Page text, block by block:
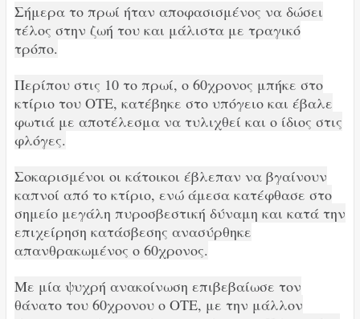
Σήμερα το πρωί ήταν αποφασισμένος να δώσει
τέλος στην ζωή του και μάλιστα με τραγικό
τρόπο.
Περίπου στις 10 το πρωί, ο 60χρονος μπήκε στο
κτίριο του ΟΤΕ, κατέβηκε στο υπόγειο και έβαλε
φωτιά με αποτέλεσμα να τυλιχθεί και ο ίδιος στις
φλόγες.
Σοκαρισμένοι οι κάτοικοι έβλεπαν να βγαίνουν
καπνοί από το κτίριο, ενώ άμεσα κατέφθασε στο
σημείο μεγάλη πυροσβεστική δύναμη και κατά την
επιχείρηση κατάσβεσης ανασύρθηκε
απανθρακωμένος ο 60χρονος.
Με μία ψυχρή ανακοίνωση επιβεβαίωσε τον
θάνατο του 60χρονου ο ΟΤΕ, με την μάλλον